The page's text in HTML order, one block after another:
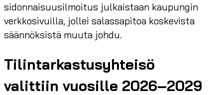
sidonnaisuusilmoitus julkaistaan kaupungin
verkkosivuilla, jollei salassapitoa koskevista
säännöksistä muuta johdu.
Tilintarkastusyhteisö
valittiin vuosille 2026–2029